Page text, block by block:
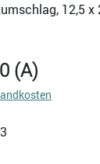
12,5 x
(A)